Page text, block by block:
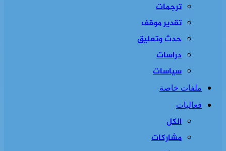
ترجمات
تقدير موقف
حدث وتعليق
دراسات
سياسات
ملفات خاصة
فعاليات
الكل
مشاركات